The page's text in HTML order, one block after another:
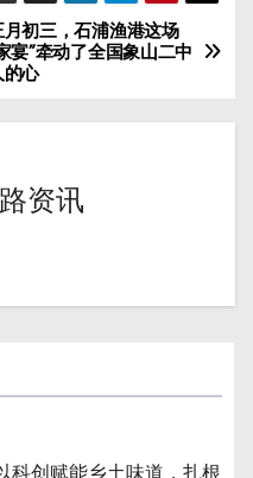
月初三，石浦渔港这场
宴”牵动了全国象山二中
的心
资讯
科创赋能乡土味道，扎根